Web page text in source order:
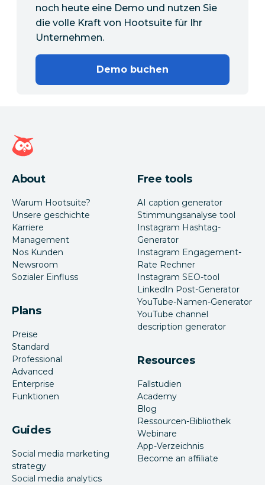
noch heute eine Demo und nutzen Sie
die volle Kraft von Hootsuite für Ihr
Unternehmen.
Demo buchen
Hootsuite Homepage
About
Warum Hootsuite?
Unsere geschichte
Karriere
Management
Nos Kunden
Newsroom
Sozialer Einfluss
Plans
Preise
Standard
Professional
Advanced
Enterprise
Funktionen
Guides
Social media marketing
strategy
Social media analytics
Free tools
AI caption generator
Stimmungsanalyse tool
Instagram Hashtag-
Generator
Instagram Engagement-
Rate Rechner
Instagram SEO-tool
LinkedIn Post-Generator
YouTube-Namen-Generator
YouTube channel
description generator
Resources
Fallstudien
Academy
Blog
Ressourcen-Bibliothek
Webinare
App-Verzeichnis
Become an affiliate